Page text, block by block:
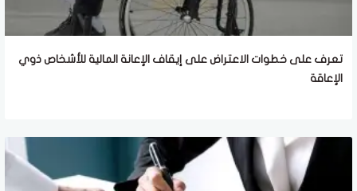
تعرف على خطوات الاعتراض على إيقاف الإعانة المالية للأشخاص ذوي
الإعاقة